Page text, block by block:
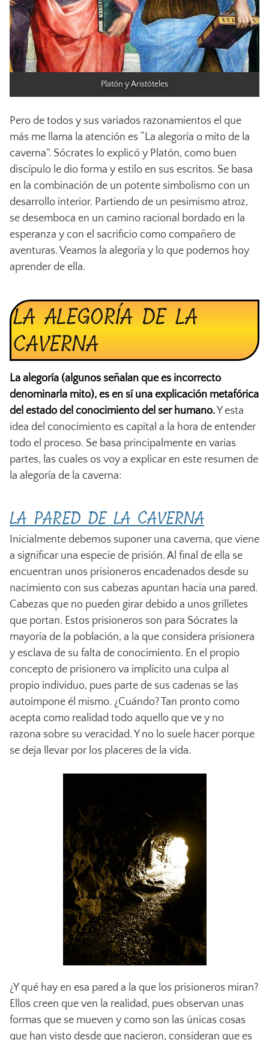
Platón y Aristóteles
Pero de todos y sus variados razonamientos el que
más me llama la atención es “La alegoría o mito de la
caverna”. Sócrates lo explicó y Platón, como buen
discípulo le dio forma y estilo en sus escritos. Se basa
en la combinación de un potente simbolismo con un
desarrollo interior. Partiendo de un pesimismo atroz,
se desemboca en un camino racional bordado en la
esperanza y con el sacrificio como compañero de
aventuras. Veamos la alegoría y lo que podemos hoy
aprender de ella.
LA ALEGORÍA DE LA
CAVERNA
La alegoría (algunos señalan que es incorrecto
denominarla mito), es en sí una explicación metafórica
del estado del conocimiento del ser humano.Y esta
idea del conocimiento es capital a la hora de entender
todo el proceso. Se basa principalmente en varias
partes, las cuales os voy a explicar en este resumen de
la alegoría de la caverna:
LA PARED DE LA CAVERNA
Inicialmente debemos suponer una caverna, que viene
a significar una especie de prisión. Al final de ella se
encuentran unos prisioneros encadenados desde su
nacimiento con sus cabezas apuntan hacia una pared.
Cabezas que no pueden girar debido a unos grilletes
que portan. Estos prisioneros son para Sócrates la
mayoría de la población, a la que considera prisionera
y esclava de su falta de conocimiento. En el propio
concepto de prisionero va implícito una culpa al
propio individuo, pues parte de sus cadenas se las
autoimpone él mismo. ¿Cuándo? Tan pronto como
acepta como realidad todo aquello que ve y no
razona sobre su veracidad. Y no lo suele hacer porque
se deja llevar por los placeres de la vida.
¿Y qué hay en esa pared a la que los prisioneros miran?
Ellos creen que ven la realidad, pues observan unas
formas que se mueven y como son las únicas cosas
que han visto desde que nacieron, consideran que es